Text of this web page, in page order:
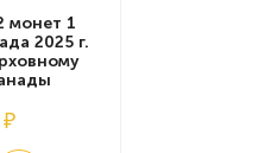
монет 1
2025 г.
₽